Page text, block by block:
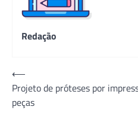
Redação
Navegação
de
Post
⟵
Projeto de próteses por
peças